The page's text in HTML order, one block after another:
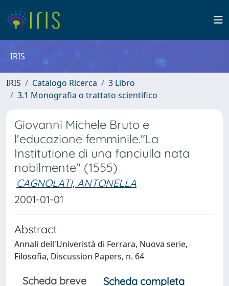
IRIS
IRIS Catalogo Ricerca
3 Libro
3.1 Monografia o trattato scientifico
Giovanni Michele Bruto e
l'educazione femminile."La
Institutione di una fanciulla nata
nobilmente" (1555)
CAGNOLATI, ANTONELLA
2001-01-01
Abstract
Annali dell'Univeristà di Ferrara, Nuova serie,
Filosofia, Discussion Papers, n. 64
Scheda breve
Scheda completa